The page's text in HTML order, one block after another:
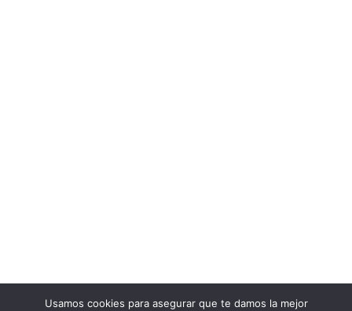
Usamos cookies para asegurar que te damos la mejor